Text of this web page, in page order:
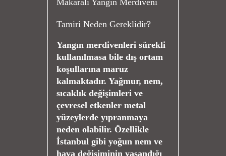
Makaralı Yangın Merdiveni
Tamiri Neden Gereklidir?
Yangın merdivenleri sürekli
kullanılmasa bile dış ortam
koşullarına maruz
kalmaktadır. Yağmur, nem,
sıcaklık değişimleri ve
çevresel etkenler metal
yüzeylerde yıpranmaya
neden olabilir. Özellikle
İstanbul gibi yoğun nem ve
hava değişiminin yaşandığı